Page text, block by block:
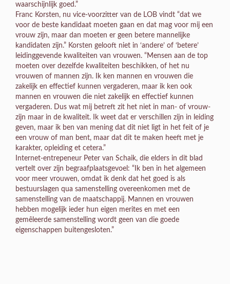
waarschijnlijk goed.”
Franc Korsten, nu vice-voorzitter van de LOB vindt “dat we
voor de beste kandidaat moeten gaan en dat mag voor mij een
vrouw zijn, maar dan moeten er geen betere mannelijke
kandidaten zijn.” Korsten gelooft niet in ‘andere’ of ‘betere’
leidinggevende kwaliteiten van vrouwen. “Mensen aan de top
moeten over dezelfde kwaliteiten beschikken, of het nu
vrouwen of mannen zijn. Ik ken mannen en vrouwen die
zakelijk en effectief kunnen vergaderen, maar ik ken ook
mannen en vrouwen die niet zakelijk en effectief kunnen
vergaderen. Dus wat mij betreft zit het niet in man- of vrouw-
zijn maar in de kwaliteit. Ik weet dat er verschillen zijn in leiding
geven, maar ik ben van mening dat dit niet ligt in het feit of je
een vrouw of man bent, maar dat dit te maken heeft met je
karakter, opleiding et cetera.”
Internet-entrepeneur Peter van Schaik, die elders in dit blad
vertelt over zijn begraafplaatsgevoel: “Ik ben in het algemeen
voor meer vrouwen, omdat ik denk dat het goed is als
bestuurslagen qua samenstelling overeenkomen met de
samenstelling van de maatschappij. Mannen en vrouwen
hebben mogelijk ieder hun eigen merites en met een
gemêleerde samenstelling wordt geen van die goede
eigenschappen buitengesloten.”